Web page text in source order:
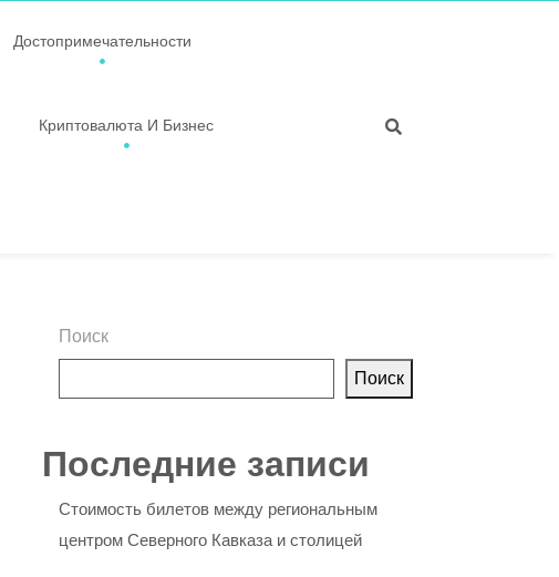
Достопримечательности
Криптовалюта И Бизнес
Поиск
Поиск
Последние записи
Стоимость билетов между региональным
центром Северного Кавказа и столицей